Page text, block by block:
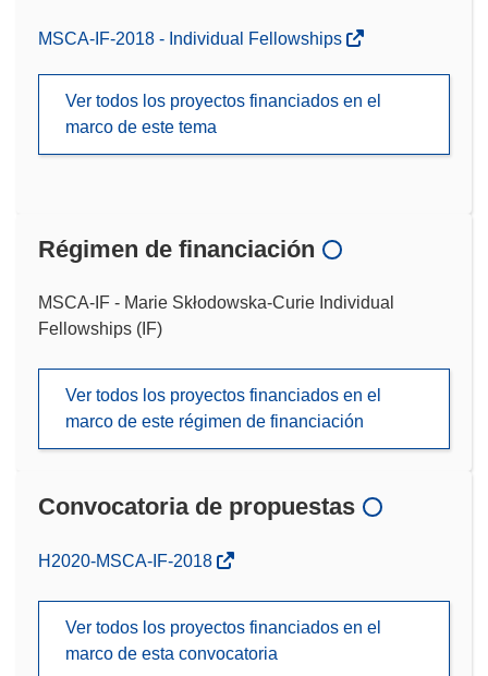
MSCA-IF-2018 - Individual Fellowships
Ver todos los proyectos financiados en el
marco de este tema
Régimen de financiación
MSCA-IF - Marie Skłodowska-Curie Individual
Fellowships (IF)
Ver todos los proyectos financiados en el
marco de este régimen de financiación
Convocatoria de propuestas
(se
nueva
H2020-MSCA-IF-2018
Ver todos los proyectos financiados en el
marco de esta convocatoria